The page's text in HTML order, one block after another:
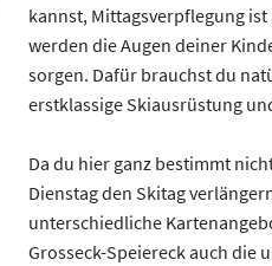
kannst, Mittagsverpflegung
werden die Augen deiner
sorgen. Dafür brauchst du
erstklassige Skiausrüstung
Da du hier ganz bestimmt
Dienstag den Skitag
unterschiedliche
Grosseck-Speiereck auch die